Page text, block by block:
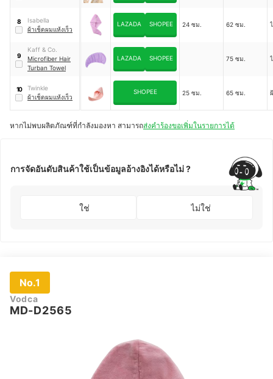
8
Isabella
ผ้าเช็ดผมแห้งเร็ว
LAZADA SHOPEE 24 ซม. 62 ซม.
9
Kaff & Co.
Microfiber Hair
Turban Towel
LAZADA SHOPEE 75 ซม.
10
Twinkle
ผ้าเช็ดผมแห้งเร็ว
SHOPEE 25 ซม. 65 ซม.
หากไม่พบผลิตภัณฑ์ที่กำลังมองหา สามารถส่งคำร้องขอเพิ่มในรายการได้
การจัดอันดับสินค้าใช้เป็นข้อมูลอ้างอิงได้หรือไม่ ?
ใช่ ไม่ใช่
No.1
Vodca
MD-D2565